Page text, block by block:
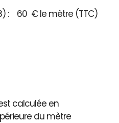
: 60 € le mètre (TTC)
calculée en
du mètre